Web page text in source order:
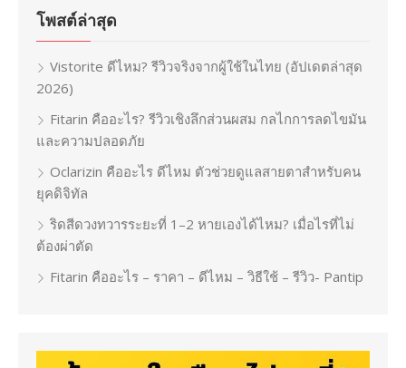
โพสต์ล่าสุด
Vistorite ดีไหม? รีวิวจริงจากผู้ใช้ในไทย (อัปเดตล่าสุด
2026)
Fitarin คืออะไร? รีวิวเชิงลึกส่วนผสม กลไกการลดไขมัน
และความปลอดภัย
Oclarizin คืออะไร ดีไหม ตัวช่วยดูแลสายตาสำหรับคน
ยุคดิจิทัล
ริดสีดวงทวารระยะที่ 1–2 หายเองได้ไหม? เมื่อไรที่ไม่
ต้องผ่าตัด
Fitarin คืออะไร – ราคา – ดีไหม – วิธีใช้ – รีวิว- Pantip